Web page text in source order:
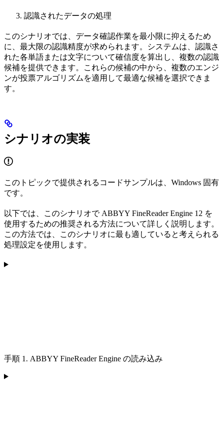
認識されたデータの処理
このシナリオでは、データ確認作業を最小限に抑えるため
に、最大限の認識精度が求められます。システムは、認識さ
れた各単語または文字について確信度を算出し、複数の認識
候補を提供できます。これらの候補の中から、複数のエンジ
ンが投票アルゴリズムを適用して最適な候補を選択できま
す。
シナリオの実装
このトピックで提供されるコードサンプルは、Windows 固有
です。
以下では、このシナリオで ABBYY FineReader Engine 12 を
使用するための推奨される方法について詳しく説明します。
この方法では、このシナリオに最も適していると考えられる
処理設定を使用します。
手順 1. ABBYY FineReader Engine の読み込み